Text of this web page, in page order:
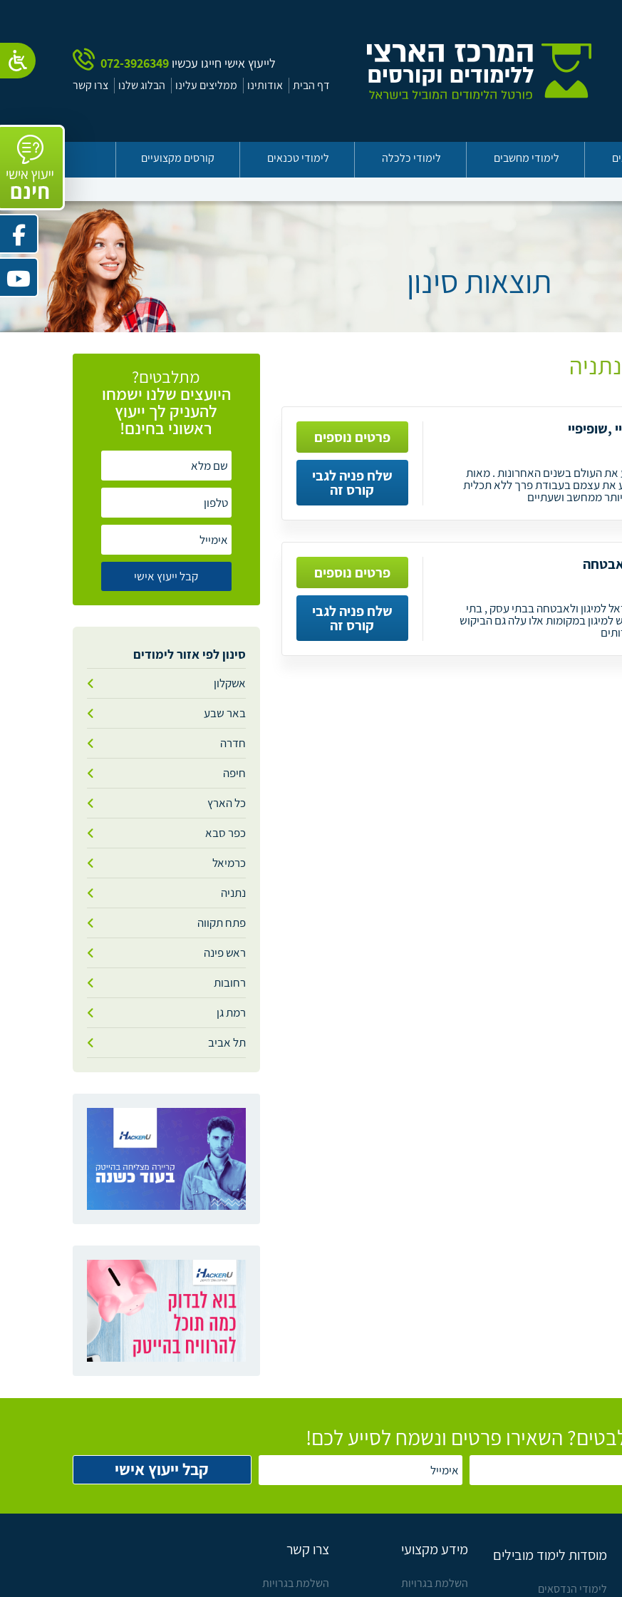
לייעוץ אישי חייגו עכשיו 072-3926349
דף הבית אודותינו ממליצים עלינו הבלוג שלנו צרו קשר
לימודי מחשבים לימודי כלכלה לימודי טכנאים קורסים מקצועיים
תוצאות סינון
,שופיפיי
העולם בשנים האחרונות . מאות
את עצמם בעבודת פרך ללא תכלית
ממחשב ושעתיים
פרטים נוספים
שלח פניה לגבי
קורס זה
אבטחה
למיגון ולאבטחה בבתי עסק , בתי
למיגון במקומות אלו עלה גם הביקוש
פרטים נוספים
שלח פניה לגבי
קורס זה
מתלבטים?
היועצים שלנו ישמחו
להעניק לך ייעוץ
ראשוני בחינם!
סינון לפי אזור לימודים
אשקלון
באר שבע
חדרה
חיפה
כל הארץ
כפר סבא
כרמיאל
נתניה
פתח תקווה
ראש פינה
רחובות
רמת גן
תל אביב
השאירו פרטים ונשמח לסייע לכם!
מוסדות לימוד מובילים
לימודי הנדסאים
מידע מקצועי
השלמת בגרויות
צרו קשר
השלמת בגרויות